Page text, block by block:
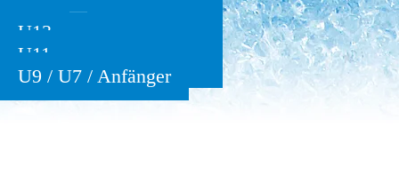
U13
U11
U9 / U7 / Anfänger